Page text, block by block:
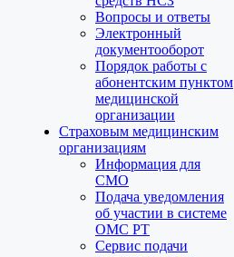
Вопросы и ответы
Электронный
документооборот
Порядок работы с
абонентским пунктом
медицинской
организации
Страховым медицинским
организациям
Информация для
СМО
Подача уведомления
об участии в системе
ОМС РТ
Сервис подачи